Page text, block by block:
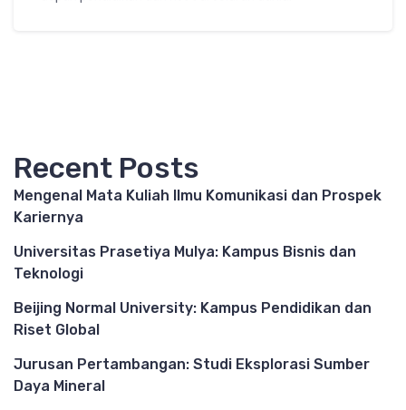
Recent Posts
Mengenal Mata Kuliah Ilmu Komunikasi dan Prospek
Kariernya
Universitas Prasetiya Mulya: Kampus Bisnis dan
Teknologi
Beijing Normal University: Kampus Pendidikan dan
Riset Global
Jurusan Pertambangan: Studi Eksplorasi Sumber
Daya Mineral